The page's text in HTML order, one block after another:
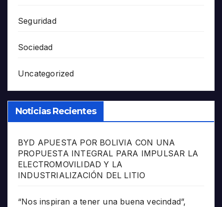
Seguridad
Sociedad
Uncategorized
Noticias Recientes
BYD APUESTA POR BOLIVIA CON UNA
PROPUESTA INTEGRAL PARA IMPULSAR LA
ELECTROMOVILIDAD Y LA
INDUSTRIALIZACIÓN DEL LITIO
“Nos inspiran a tener una buena vecindad”,